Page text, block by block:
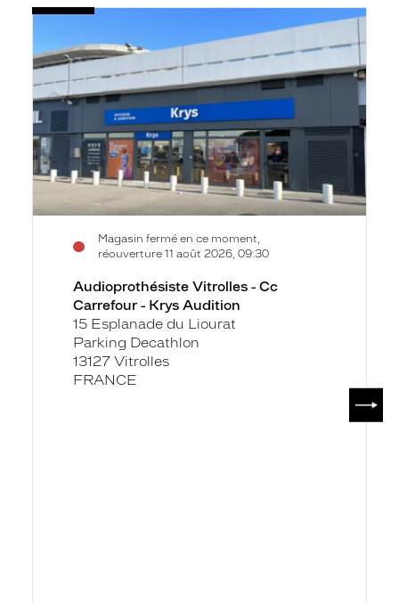
Audioprothésiste
Vitrolles
-
Cc
Carrefour
-
Krys
Audition
Magasin fermé en ce moment,
réouverture 11 août 2026, 09:30
Voir
fiche
Audioprothésiste Vitrolles - Cc
Carrefour - Krys Audition
15 Esplanade du Liourat
Parking Decathlon
13127 Vitrolles
FRANCE